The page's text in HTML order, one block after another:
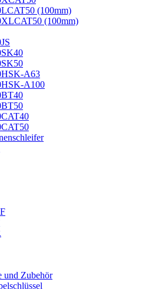
(100mm)
(100mm)
A63
A100
und Zubehör